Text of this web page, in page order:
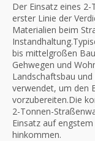
Der Einsatz eines
erster Linie der
Materialien beim
bis mittelgroßen
Gehwegen und
Landschaftsbau
verwendet, um den
vorzubereiten.Die
2-Tonnen-
Einsatz auf
hinkommen.